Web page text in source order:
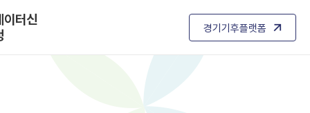
이터신
경기기후플랫폼